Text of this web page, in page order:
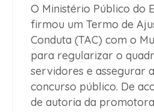
O Ministério Público do
firmou um Termo de
Conduta (TAC) com o
para regularizar o
servidores e assegurar
concurso público. De
de autoria da